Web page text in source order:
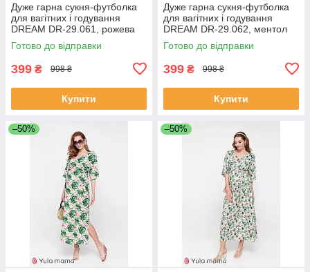
Дуже гарна сукня-футболка
для вагітних і годування
DREAM DR-29.061, рожева
Готово до відправки
399 ₴ 998 ₴
Купити
Дуже гарна сукня-футболка
для вагітних і годування
DREAM DR-29.062, ментол
Готово до відправки
399 ₴ 998 ₴
Купити
–50% –50%